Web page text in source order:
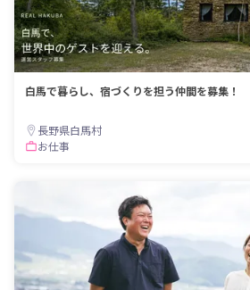
白馬で暮らし、宿づくりを担う仲間を募集！
長野県白馬村
お仕事